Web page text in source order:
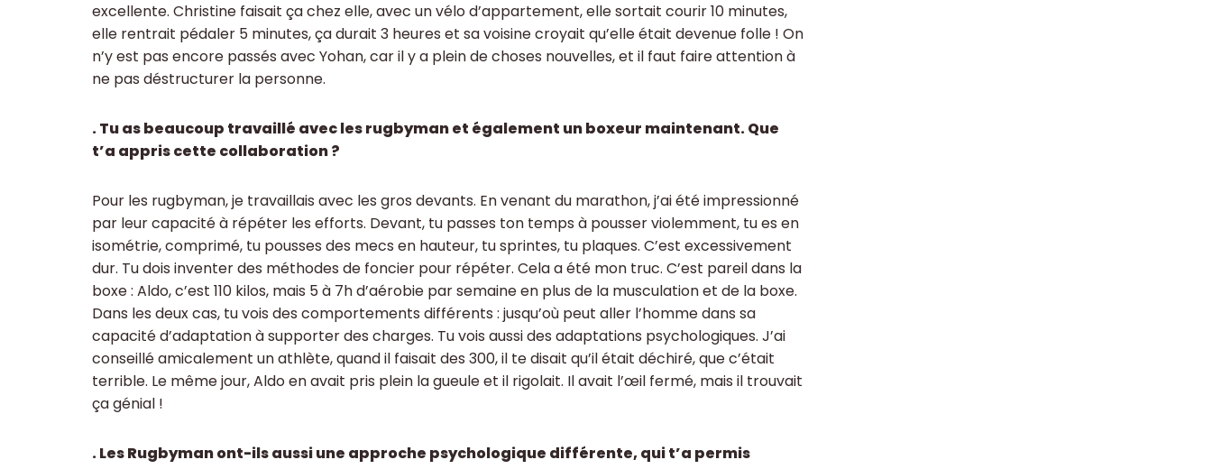
excellente. Christine faisait ça chez elle, avec un vélo d’appartement, elle sortait courir 10 minutes,
elle rentrait pédaler 5 minutes, ça durait 3 heures et sa voisine croyait qu’elle était devenue folle ! On
n’y est pas encore passés avec Yohan, car il y a plein de choses nouvelles, et il faut faire attention à
ne pas déstructurer la personne.
. Tu as beaucoup travaillé avec les rugbyman et également un boxeur maintenant. Que
t’a appris cette collaboration ?
Pour les rugbyman, je travaillais avec les gros devants. En venant du marathon, j’ai été impressionné
par leur capacité à répéter les efforts. Devant, tu passes ton temps à pousser violemment, tu es en
isométrie, comprimé, tu pousses des mecs en hauteur, tu sprintes, tu plaques. C’est excessivement
dur. Tu dois inventer des méthodes de foncier pour répéter. Cela a été mon truc. C’est pareil dans la
boxe : Aldo, c’est 110 kilos, mais 5 à 7h d’aérobie par semaine en plus de la musculation et de la boxe.
Dans les deux cas, tu vois des comportements différents : jusqu’où peut aller l’homme dans sa
capacité d’adaptation à supporter des charges. Tu vois aussi des adaptations psychologiques. J’ai
conseillé amicalement un athlète, quand il faisait des 300, il te disait qu’il était déchiré, que c’était
terrible. Le même jour, Aldo en avait pris plein la gueule et il rigolait. Il avait l’œil fermé, mais il trouvait
ça génial !
. Les Rugbyman ont-ils aussi une approche psychologique différente, qui t’a permis